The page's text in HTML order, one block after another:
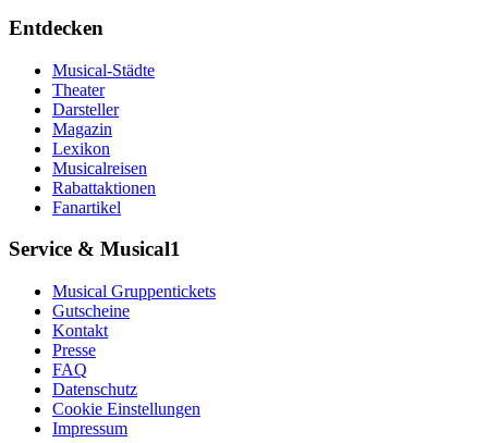
Entdecken
Musical-Städte
Theater
Darsteller
Magazin
Lexikon
Musicalreisen
Rabattaktionen
Fanartikel
Service & Musical1
Musical Gruppentickets
Gutscheine
Kontakt
Presse
FAQ
Datenschutz
Cookie Einstellungen
Impressum